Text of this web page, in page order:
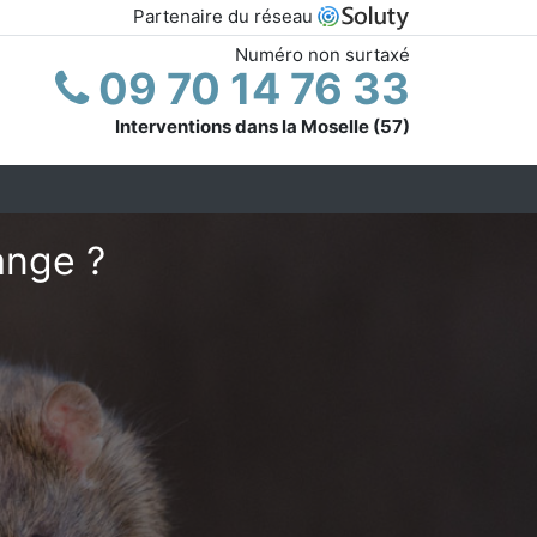
Partenaire du réseau
Numéro non surtaxé
09 70 14 76 33
Interventions dans la Moselle (57)
?